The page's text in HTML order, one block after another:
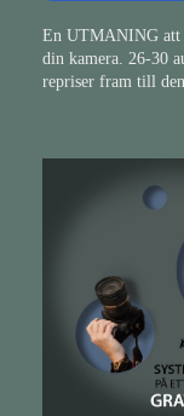
En UTMANING att
din kamera. 26-30
repriser fram till